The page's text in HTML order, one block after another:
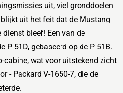
uit, viel gronddoelen
uit het feit dat de Mustang
bleef! Een van de
P-51D, gebaseerd op de P-51B.
cabine, wat voor uitstekend zicht
- Packard V-1650-7, die de